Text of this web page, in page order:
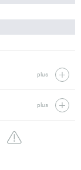
plus
plus